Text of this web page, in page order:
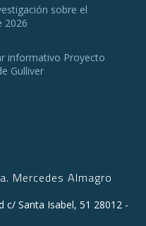
sobre el
2026
informativo Proyecto
Gulliver
Mercedes Almagro
c/ Santa Isabel, 51 28012 -